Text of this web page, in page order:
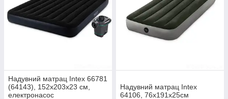
Надувний матрац Intex 66781
(64143), 152х203х23 см,
електронасос
Надувний матрац Intex
64106, 76x191x25см